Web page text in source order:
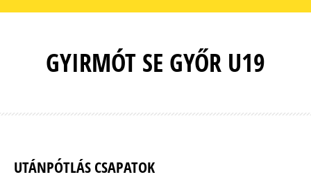
GYIRMÓT SE GYŐR U19
UTÁNPÓTLÁS CSAPATOK